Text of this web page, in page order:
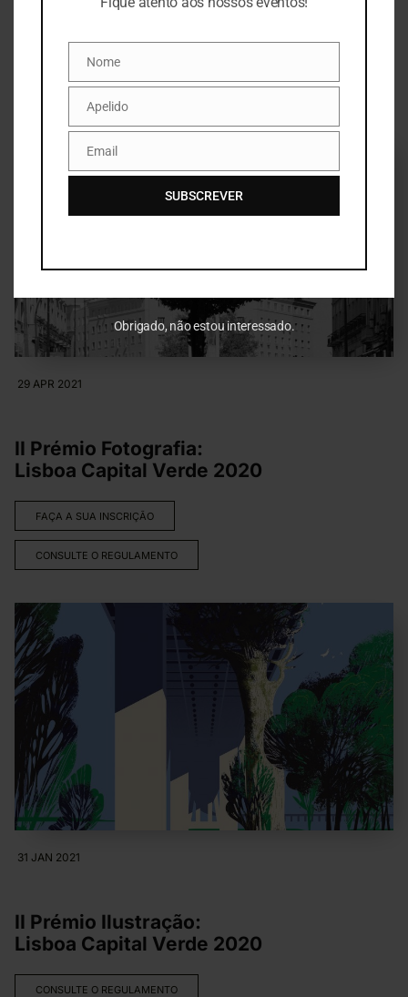
Prémio Fotografia: Lisboa Capital Verde
CONSULTE O REGULAMENTO
29 APR 2021
II Prémio Fotografia:
Lisboa Capital Verde 2020
FAÇA A SUA INSCRIÇÃO
CONSULTE O REGULAMENTO
31 JAN 2021
II Prémio Ilustração:
Lisboa Capital Verde 2020
CONSULTE O REGULAMENTO
Nome
Nome
Apelido
Apelido
Email
Email
SUBSCREVER
Obrigado, não estou interessado.